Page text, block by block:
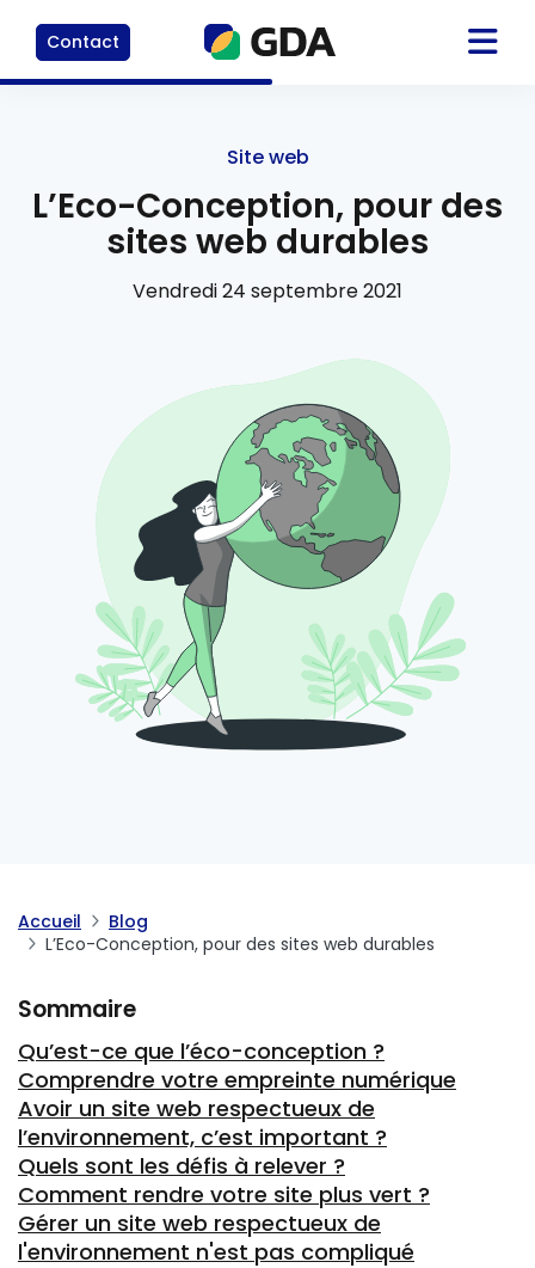
Contact
Site web
L’Eco-Conception, pour des
sites web durables
Vendredi 24 septembre 2021
Accueil
Blog
L’Eco-Conception, pour des sites web durables
Sommaire
Qu’est-ce que l’éco-conception ?
Comprendre votre empreinte numérique
Avoir un site web respectueux de
l’environnement, c’est important ?
Quels sont les défis à relever ?
Comment rendre votre site plus vert ?
Gérer un site web respectueux de
l'environnement n'est pas compliqué